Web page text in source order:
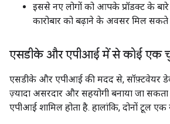
इससे नए लोगों को आपके प्रॉडक्ट के
कारोबार को बढ़ाने के अवसर मिल सकते
एसडीके और एपीआई में से कोई एक
एसडीके और एपीआई की मदद से, सॉफ़्टवेयर
ज़्यादा असरदार और सहयोगी बनाया जा
एपीआई शामिल होता है. हालांकि, दोनों टूल